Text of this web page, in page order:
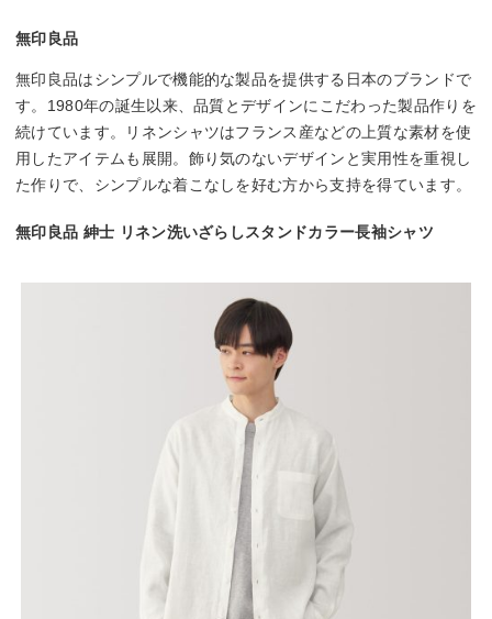
無印良品
無印良品はシンプルで機能的な製品を提供する日本のブランドで
す。1980年の誕生以来、品質とデザインにこだわった製品作りを
続けています。リネンシャツはフランス産などの上質な素材を使
用したアイテムも展開。飾り気のないデザインと実用性を重視し
た作りで、シンプルな着こなしを好む方から支持を得ています。
無印良品 紳士 リネン洗いざらしスタンドカラー長袖シャツ